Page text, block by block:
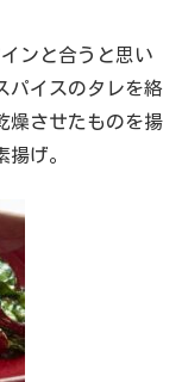
ンと合うと思い
パイスのタレを絡
燥させたものを揚
げ。